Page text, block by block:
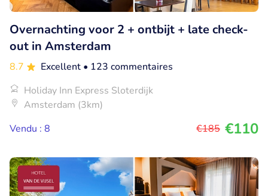
Overnachting voor 2 + ontbijt + late check-
out in Amsterdam
8.7 Excellent • 123 commentaires
Holiday Inn Express Sloterdijk
Amsterdam (3km)
Vendu : 8
€185 €110